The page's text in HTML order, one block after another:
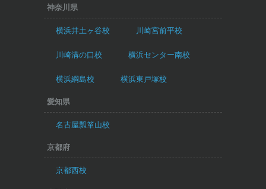
神奈川県
横浜井土ヶ谷校 川崎宮前平校
川崎溝の口校 横浜センター南校
横浜綱島校 横浜東戸塚校
愛知県
名古屋瓢箪山校
京都府
京都西校